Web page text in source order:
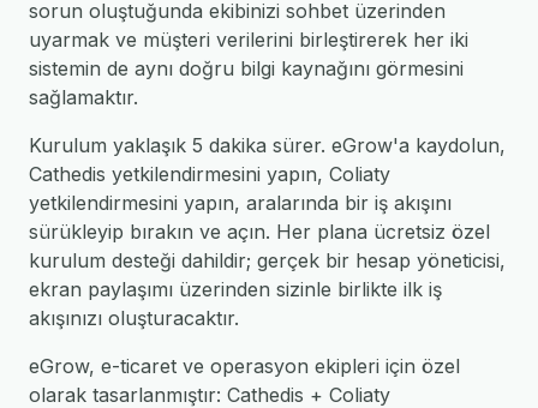
sorun oluştuğunda ekibinizi sohbet üzerinden
uyarmak ve müşteri verilerini birleştirerek her iki
sistemin de aynı doğru bilgi kaynağını görmesini
sağlamaktır.
Kurulum yaklaşık 5 dakika sürer. eGrow'a kaydolun,
Cathedis yetkilendirmesini yapın, Coliaty
yetkilendirmesini yapın, aralarında bir iş akışını
sürükleyip bırakın ve açın. Her plana ücretsiz özel
kurulum desteği dahildir; gerçek bir hesap yöneticisi,
ekran paylaşımı üzerinden sizinle birlikte ilk iş
akışınızı oluşturacaktır.
eGrow, e-ticaret ve operasyon ekipleri için özel
olarak tasarlanmıştır: Cathedis + Coliaty